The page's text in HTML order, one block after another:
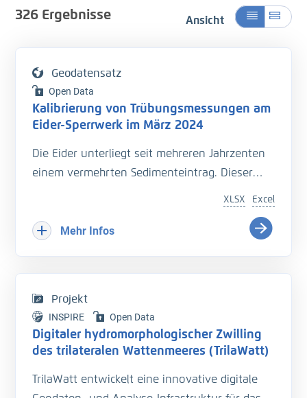
326Ergebnisse Ansicht
Geodatensatz
Open Data
Kalibrierung von Trübungsmessungen am
Eider-Sperrwerk im März 2024
Die Eider unterliegt seit mehreren Jahrzenten
einem vermehrten Sedimenteintrag. Dieser
Hinterlandes so wie die Schiffbarkeit des
Bundeswasserstraße.
der Entwässerung des Hinterlandes führt. Das
Kooperationsprojekt „Zukunft Eider“ wurde
geschaffen um Vorarbeiten zu leisten, welche
Anpassungen und Erweiterungen der
Excel
XLSX
Mehr Infos
Projekt
INSPIRE Open Data
Digitaler hydromorphologischer Zwilling
des trilateralen Wattenmeeres (TrilaWatt)
TrilaWatt entwickelt eine innovative digitale